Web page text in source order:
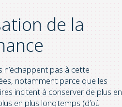
de la
n’échappent pas à cette
notamment parce que les
incitent à conserver de plus en
en plus longtemps (d’où